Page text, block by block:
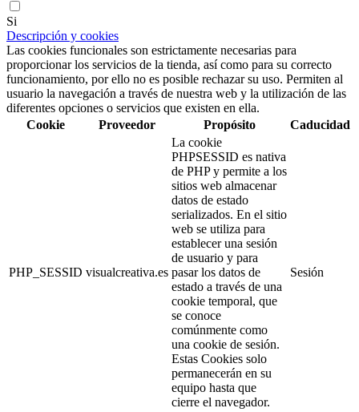
Si
Descripción y cookies
Las cookies funcionales son estrictamente necesarias para
proporcionar los servicios de la tienda, así como para su correcto
funcionamiento, por ello no es posible rechazar su uso. Permiten al
usuario la navegación a través de nuestra web y la utilización de las
diferentes opciones o servicios que existen en ella.
Cookie
Proveedor Propósito Caducidad
PHP_SESSID visualcreativa.es
La cookie
PHPSESSID es nativa
de PHP y permite a los
sitios web almacenar
datos de estado
serializados. En el sitio
web se utiliza para
establecer una sesión
de usuario y para
pasar los datos de
estado a través de una
cookie temporal, que
se conoce
comúnmente como
una cookie de sesión.
Estas Cookies solo
permanecerán en su
equipo hasta que
cierre el navegador.
Sesión